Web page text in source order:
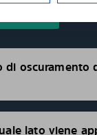
di oscuramento
lato viene